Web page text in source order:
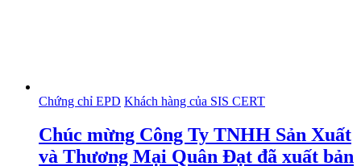
Chứng chỉ EPD Khách hàng của SIS CERT
Chúc mừng Công Ty TNHH Sản Xuất
và Thương Mại Quân Đạt đã xuất bản